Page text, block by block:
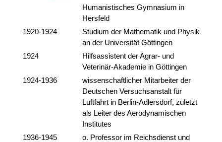
Humanistisches Gymnasium in
Hersfeld
1920-1924
Studium der Mathematik und Physik
an der Universität Göttingen
1924
Hilfsassistent der Agrar- und
Veterinär-Akademie in Göttingen
1924-1936
wissenschaftlicher Mitarbeiter der
Deutschen Versuchsanstalt für
Luftfahrt in Berlin-Adlersdorf, zuletzt
als Leiter des Aerodynamischen
Institutes
1936-1945
o. Professor im Reichsdienst und